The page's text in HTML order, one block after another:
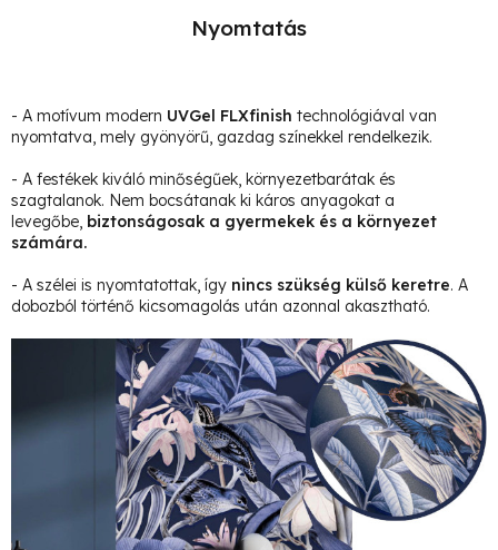
Nyomtatás
- A motívum modern UVGel FLXfinish technológiával van
nyomtatva, mely gyönyörű, gazdag színekkel rendelkezik.
- A festékek kiváló minőségűek, környezetbarátak és
szagtalanok. Nem bocsátanak ki káros anyagokat a
levegőbe, biztonságosak a gyermekek és a környezet
számára.
- A szélei is nyomtatottak, így nincs szükség külső keretre. A
dobozból történő kicsomagolás után azonnal akasztható.